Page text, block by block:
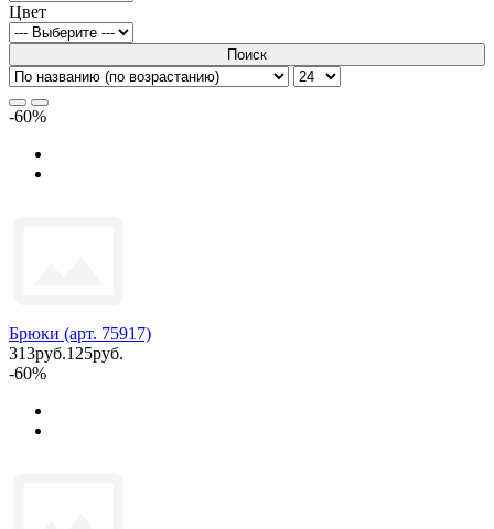
Цвет
Поиск
-60%
Брюки (арт. 75917)
313руб.125руб.
-60%